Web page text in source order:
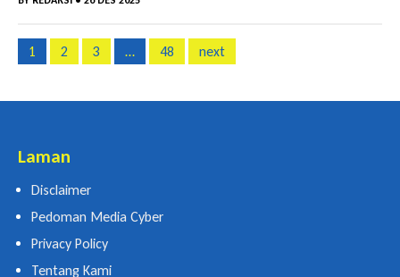
1 2 3 … 48 next
Laman
Disclaimer
Pedoman Media Cyber
Privacy Policy
Tentang Kami